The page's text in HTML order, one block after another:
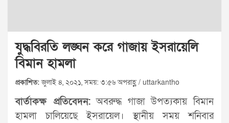
যুদ্ধবিরতি লঙ্ঘন করে গাজায় ইসরায়েলি
বিমান হামলা
প্রকাশিত:জুলাই ৪, ২০২১, সময়: ৩:৫৬ অপরাহ্ণ / uttarkantho
বার্তাকক্ষ প্রতিবেদন:অবরুদ্ধ গাজা উপত্যকায় বিমান
হামলা চালিয়েছে ইসরায়েল। স্থানীয় সময় শনিবার